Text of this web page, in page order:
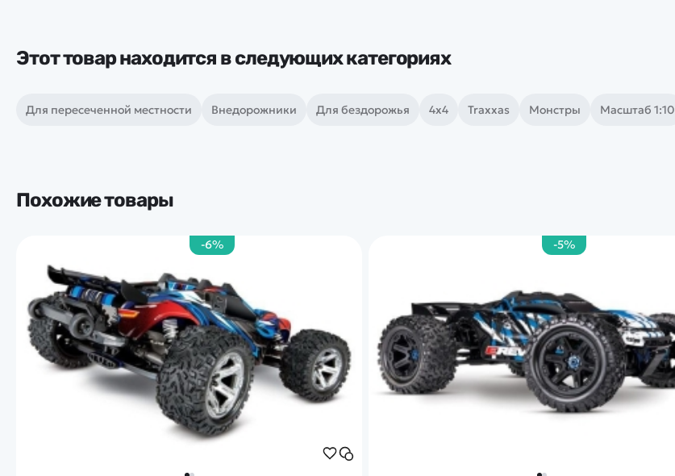
Этот товар находится в следующих категориях
Для пересеченной местности Внедорожники Для бездорожья 4х4 Traxxas Монстры Масштаб 1:10
Похожие товары
-6% -5%